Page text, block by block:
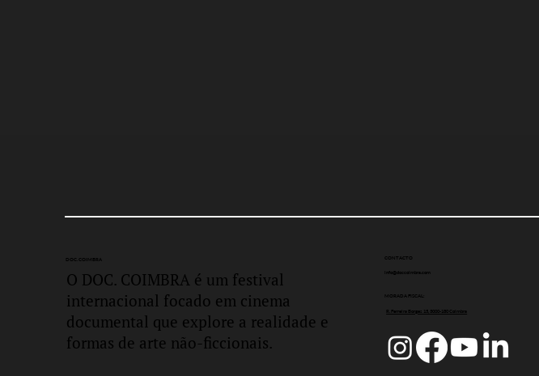
DOC. COIMBRA
O DOC. COIMBRA é um festival
internacional focado em cinema
documental que explore a realidade e
formas de arte não-ficcionais.
CONTACTO
info@doccoimbra.com
MORADA FISCAL:
R. Ferreira Borges 15, 3000-180 Coimbra